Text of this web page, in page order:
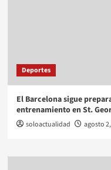
Deportes
El Barcelona sigue
entrenamiento en St.
soloactualidad agosto